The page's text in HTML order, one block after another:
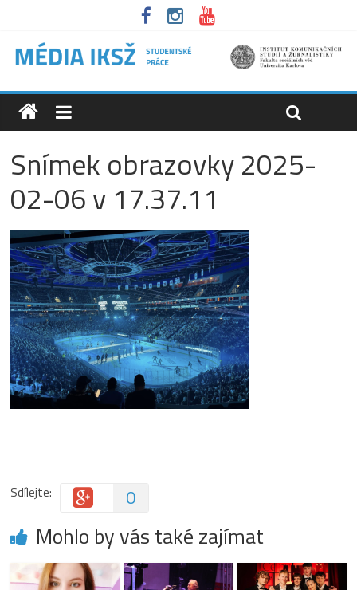
Snímek obrazovky 2025-
02-06 v 17.37.11
Sdílejte: 0
Mohlo by vás také zajímat